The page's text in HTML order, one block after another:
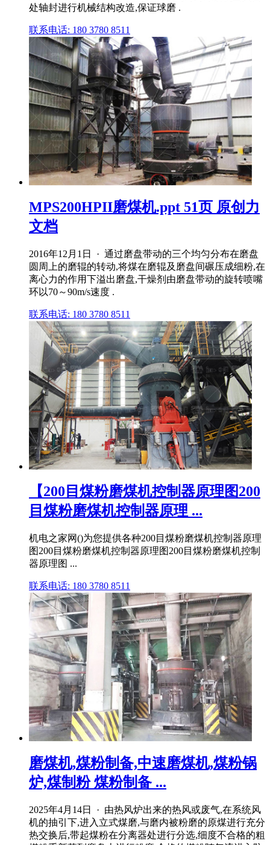
处轴封进行机械结构改造,保证球磨 .
联系电话: 180 3780 8511
MPS200HPII磨煤机.ppt 51页 原创力
文档
2016年12月1日 · 通过磨盘带动的三个均匀分布在磨盘
圆周上的磨辊的转动,将煤在磨辊及磨盘间碾压成细粉,在
离心力的作用下溢出磨盘,干燥剂由磨盘带动的旋转喷嘴
环以70～90m/s速度 .
联系电话: 180 3780 8511
【200目煤粉磨煤机控制器原理图200
目煤粉磨煤机控制器原理 ...
机电之家网()为您提供各种200目煤粉磨煤机控制器原理
图200目煤粉磨煤机控制器原理图200目煤粉磨煤机控制
器原理图 ...
联系电话: 180 3780 8511
磨煤机,煤粉制备,中速磨煤机,煤粉锅
炉,煤制粉 煤粉制备 ...
2025年4月14日 · 由热风炉出来的热风或废气,在系统风
机的抽引下,进入立式煤磨,与磨内被粉磨的原煤进行充分
热交换后,带起煤粉在分离器处进行分选,细度不合格的粗